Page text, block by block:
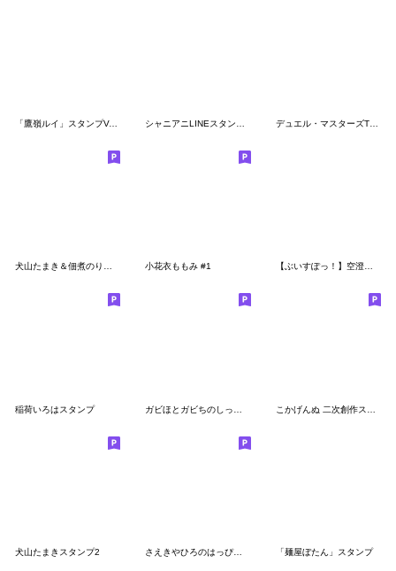
「鷹嶺ルイ」スタンプVol.2 デュエル・マスターズTCG 第2弾
犬山たまき＆佃煮のりおスタンプ 小花衣ももみ #1 【ぶいすぽっ！】空澄セナのスタンプ
稲荷いろはスタンプ
犬山たまきスタンプ2 さえきやひろのはっぴ～スタンプ 「麺屋ぼたん」スタンプ